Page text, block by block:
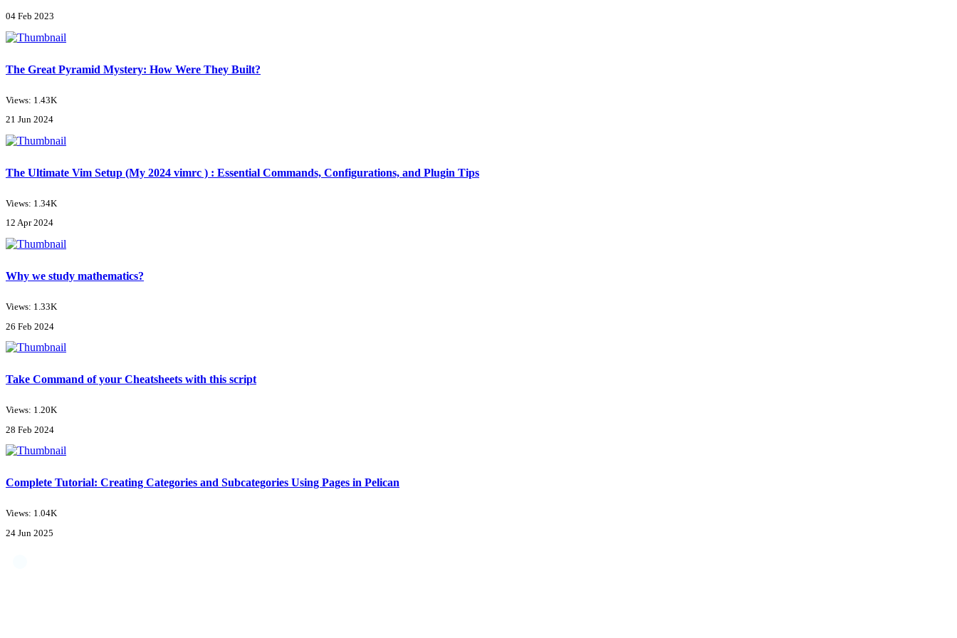
04 Feb 2023
The Great Pyramid Mystery: How Were They Built?
Views: 1.43K
21 Jun 2024
The Ultimate Vim Setup (My 2024 vimrc ) : Essential Commands, Configurations, and Plugin Tips
Views: 1.34K
12 Apr 2024
Why we study mathematics?
Views: 1.33K
26 Feb 2024
Take Command of your Cheatsheets with this script
Views: 1.20K
28 Feb 2024
Complete Tutorial: Creating Categories and Subcategories Using Pages in Pelican
Views: 1.04K
24 Jun 2025